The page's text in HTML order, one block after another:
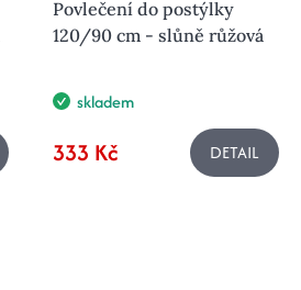
Povlečení do postýlky
120/90 cm - slůně růžová
skladem
333 Kč DETAIL